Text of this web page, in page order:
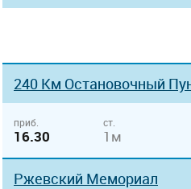
240 Км Остановочный
приб.
16.30
ст.
1м
Ржевский Мемориал